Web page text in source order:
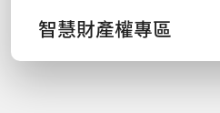
智慧財產權專區